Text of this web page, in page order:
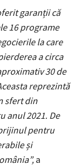
garanții că
16 programe
la care
a circa
30 de
reprezintă
sfert din
anul 2021. De
pentru
și
a